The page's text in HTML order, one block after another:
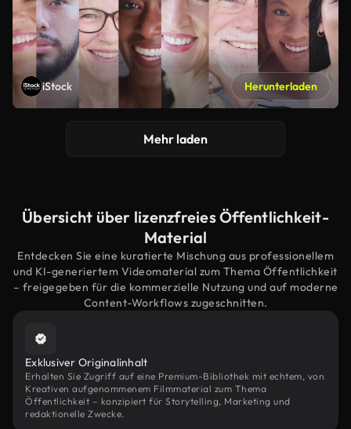
iStock Herunterladen
Mehr laden
Übersicht über lizenzfreies Öffentlichkeit-
Material
Entdecken Sie eine kuratierte Mischung aus professionellem
und KI-generiertem Videomaterial zum Thema Öffentlichkeit
– freigegeben für die kommerzielle Nutzung und auf moderne
Content-Workflows zugeschnitten.
Exklusiver Originalinhalt
Erhalten Sie Zugriff auf eine Premium-Bibliothek mit echtem, von
Kreativen aufgenommenem Filmmaterial zum Thema
Öffentlichkeit – konzipiert für Storytelling, Marketing und
redaktionelle Zwecke.